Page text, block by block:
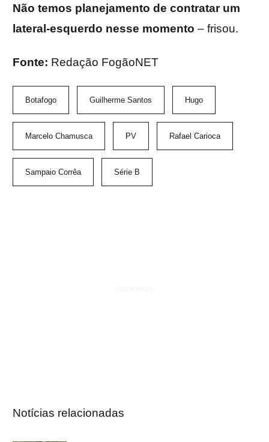
Não temos planejamento de contratar um
lateral-esquerdo nesse momento – frisou.
Fonte: Redação FogãoNET
Botafogo Guilherme Santos Hugo
Marcelo Chamusca PV Rafael Carioca
Sampaio Corrêa Série B
Notícias relacionadas